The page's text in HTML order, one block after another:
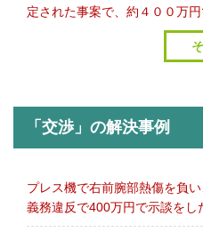
定された事案で、約４００万
「交渉」の解決事例
プレス機で右前腕部熱傷を負
義務違反で400万円で示談をし